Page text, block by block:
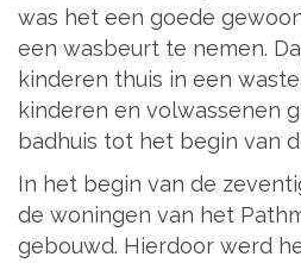
was het een goede
een wasbeurt te nemen.
kinderen thuis in een
kinderen en volwassenen
badhuis tot het begin van
In het begin van de
de woningen van het
gebouwd. Hierdoor werd